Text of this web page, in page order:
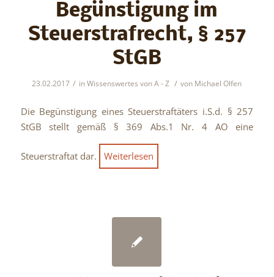
Begünstigung im
Steuerstrafrecht, § 257
StGB
23.02.2017 / inWissenswertes von A - Z / von Michael Olfen
Die Begünstigung eines Steuerstraftäters i.S.d. § 257
StGB stellt gemäß § 369 Abs.1 Nr. 4 AO eine
Steuerstraftat dar. Weiterlesen